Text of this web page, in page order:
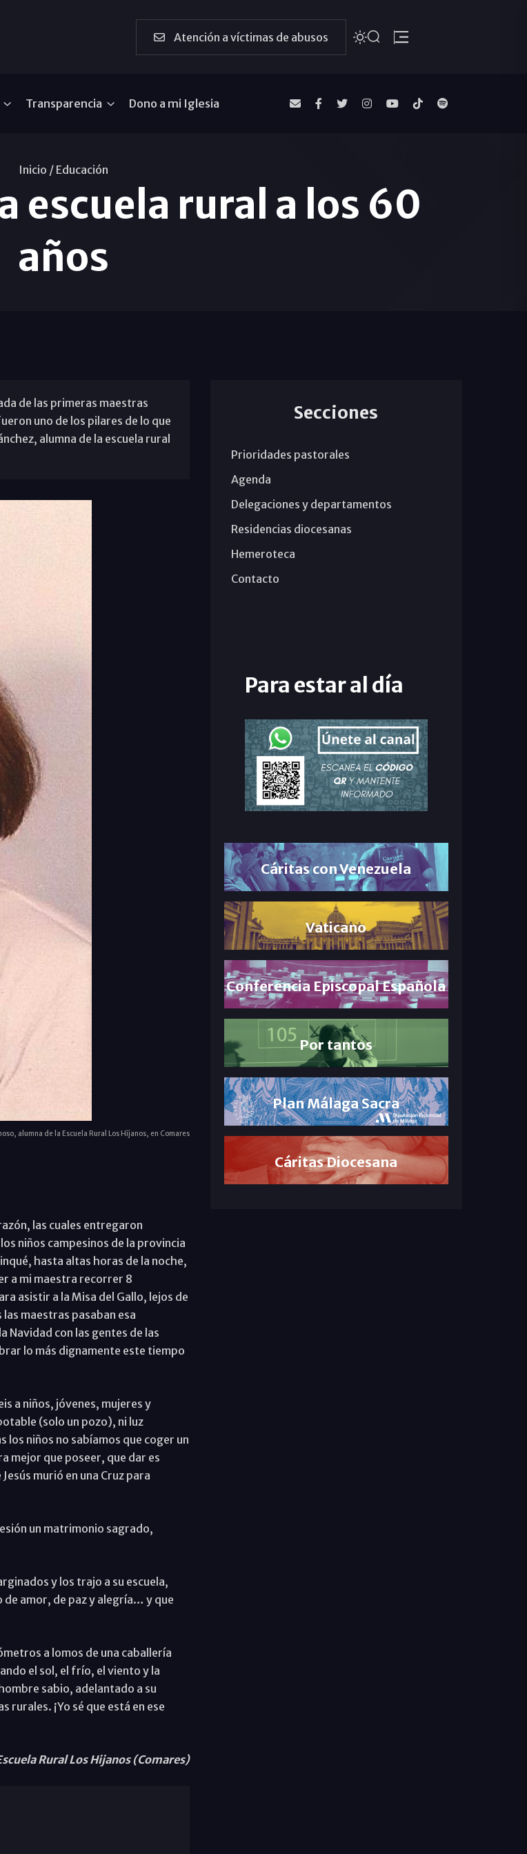
Atención a víctimas de abusos
Transparencia Dono a mi Iglesia
Inicio / Educación
escuela rural a los 60
años
de las primeras maestras
uno de los pilares de lo que
alumna de la escuela rural
alumna de la Escuela Rural Los Hijanos, en Comares
las cuales entregaron
niños campesinos de la provincia
hasta altas horas de la noche,
a mi maestra recorrer 8
asistir a la Misa del Gallo, lejos de
maestras pasaban esa
Navidad con las gentes de las
lo más dignamente este tiempo
a niños, jóvenes, mujeres y
(solo un pozo), ni luz
niños no sabíamos que coger un
mejor que poseer, que dar es
murió en una Cruz para
un matrimonio sagrado,
y los trajo a su escuela,
amor, de paz y alegría… y que
a lomos de una caballería
el sol, el frío, el viento y la
sabio, adelantado a su
rurales. ¡Yo sé que está en ese
Rural Los Hijanos (Comares)
Secciones
Prioridades pastorales
Agenda
Delegaciones y departamentos
Residencias diocesanas
Hemeroteca
Contacto
Para estar al día
Cáritas con Venezuela
Vaticano
Conferencia Episcopal Española
Por tantos
Plan Málaga Sacra
Cáritas Diocesana